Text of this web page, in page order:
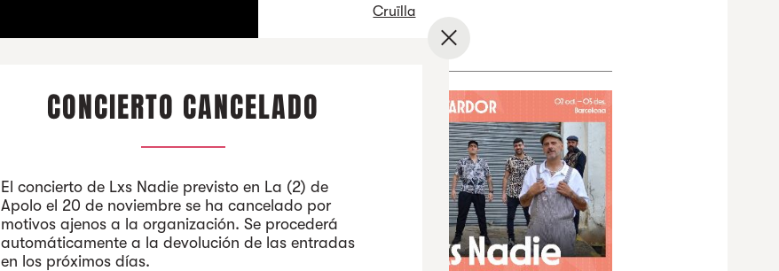
Cruïlla
✕
CONCIERTO CANCELADO
El concierto de Lxs Nadie previsto en La (2) de
Apolo el 20 de noviembre se ha cancelado por
motivos ajenos a la organización. Se procederá
automáticamente a la devolución de las entradas
en los próximos días.